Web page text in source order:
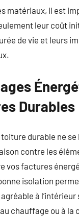
matériaux, il est
leur coût
de vie et leurs
Durables
durable ne se
contre les
vos factures
isolation
à l’intérieur
chauffage ou à la